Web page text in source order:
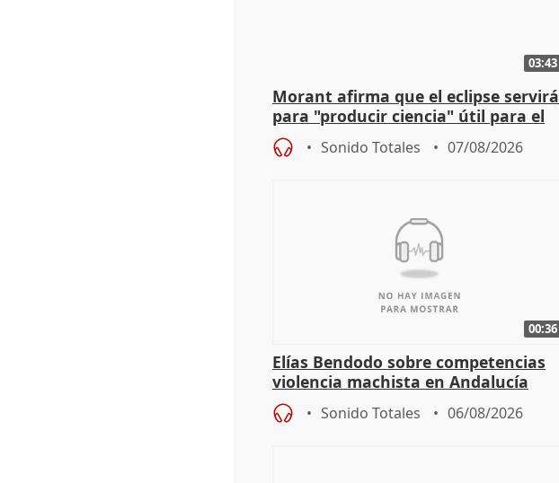
03:43
Morant afirma que el eclipse servirá
para "producir ciencia" útil para el
resto del mundo
Sonido Totales 07/08/2026
00:36
Elías Bendodo sobre competencias
violencia machista en Andalucía
Sonido Totales 06/08/2026